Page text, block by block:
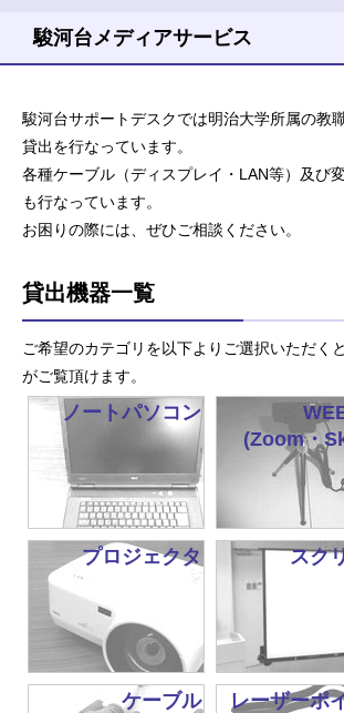
駿河台サポートデスクでは明治大学所属の教
貸出を行なっています。
各種ケーブル（ディスプレイ・LAN等）及び
も行なっています。
お困りの際には、ぜひご相談ください。
貸出機器一覧
ご希望のカテゴリを以下よりご選択いただく
がご覧頂けます。
ノートパソコン
(Zoom・
プロジェクタ スク
ケーブル レーザーポ
駿河台メディアサービス